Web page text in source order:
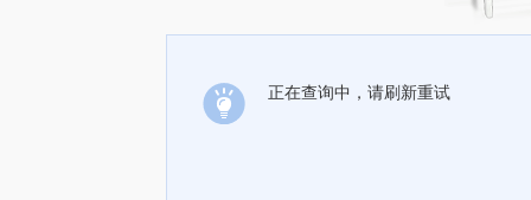
正在查询中，请刷新重试